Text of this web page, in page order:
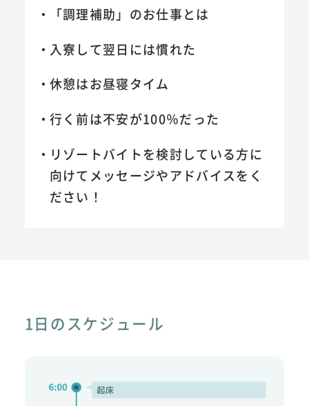
「調理補助」のお仕事とは
入寮して翌日には慣れた
休憩はお昼寝タイム
行く前は不安が100％だった
リゾートバイトを検討している方に
向けてメッセージやアドバイスをく
ださい！
1日のスケジュール